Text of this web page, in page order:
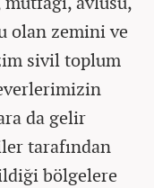
olan zemini ve
sivil toplum
da gelir
tarafından
bölgelere